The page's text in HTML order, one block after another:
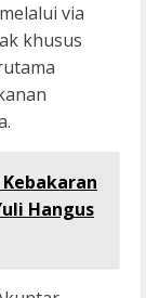
via
khusus
Hangus